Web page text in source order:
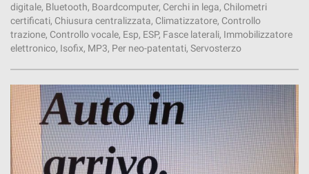
digitale, Bluetooth, Boardcomputer, Cerchi in lega, Chilometri
certificati, Chiusura centralizzata, Climatizzatore, Controllo
trazione, Controllo vocale, Esp, ESP, Fasce laterali, Immobilizzatore
elettronico, Isofix, MP3, Per neo-patentati, Servosterzo